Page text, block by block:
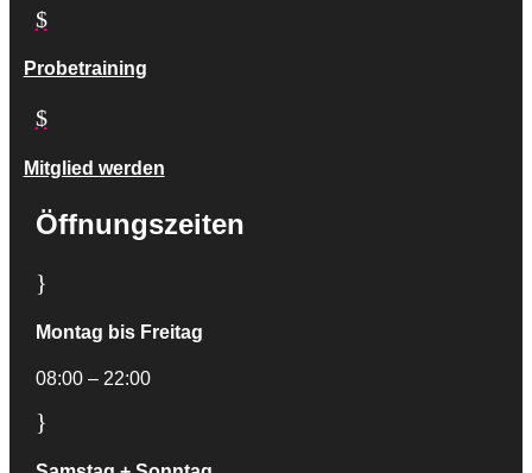
$
Probetraining
$
Mitglied werden
Öffnungszeiten
}
Montag bis Freitag
08:00 – 22:00
}